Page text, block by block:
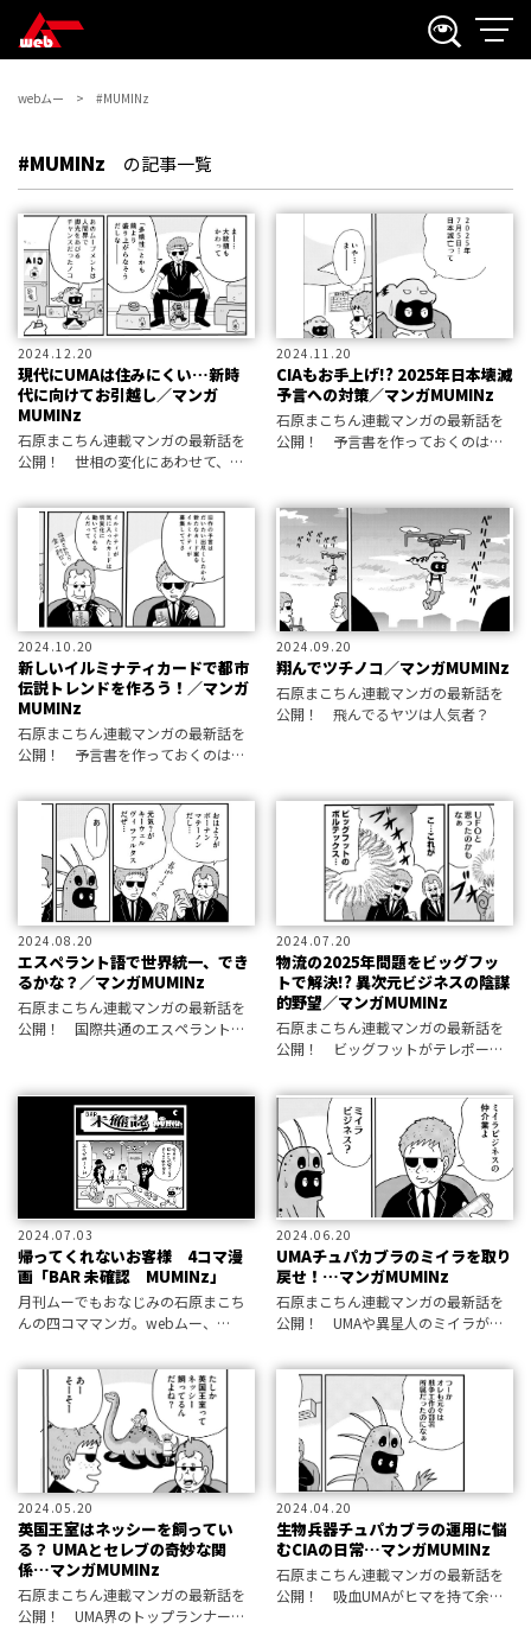
webムー #MUMINz
#MUMINz の記事一覧
2024.12.20
現代にUMAは住みにくい…新時
代に向けてお引越し／マンガ
MUMINz
石原まこちん連載マンガの最新話を
公開！ 世相の変化にあわせて、最
2024.11.20
CIAもお手上げ!? 2025年日本壊滅
予言への対策／マンガMUMINz
石原まこちん連載マンガの最新話を
公開！ 予言書を作っておくのは陰
2024.10.20
新しいイルミナティカードで都市
伝説トレンドを作ろう！／マンガ
MUMINz
石原まこちん連載マンガの最新話を
公開！ 予言書を作っておくのは陰
2024.09.20
翔んでツチノコ／マンガMUMINz
石原まこちん連載マンガの最新話を
公開！ 飛んでるヤツは人気者？
2024.08.20
エスペラント語で世界統一、でき
るかな？／マンガMUMINz
石原まこちん連載マンガの最新話を
公開！ 国際共通のエスペラント語
2024.07.20
物流の2025年問題をビッグフッ
トで解決!? 異次元ビジネスの陰謀
的野望／マンガMUMINz
石原まこちん連載マンガの最新話を
公開！ ビッグフットがテレポート
2024.07.03
帰ってくれないお客様 4コマ漫
画「BAR 未確認 MUMINz」
月刊ムーでもおなじみの石原まこち
んの四コママンガ。webムー、
す！
2024.06.20
UMAチュパカブラのミイラを取り
戻せ！…マンガMUMINz
石原まこちん連載マンガの最新話を
公開！ UMAや異星人のミイラがマ
いて……？
2024.05.20
英国王室はネッシーを飼ってい
る？ UMAとセレブの奇妙な関
係…マンガMUMINz
石原まこちん連載マンガの最新話を
公開！ UMA界のトップランナー、
2024.04.20
生物兵器チュパカブラの運用に悩
むCIAの日常…マンガMUMINz
石原まこちん連載マンガの最新話を
公開！ 吸血UMAがヒマを持て余し